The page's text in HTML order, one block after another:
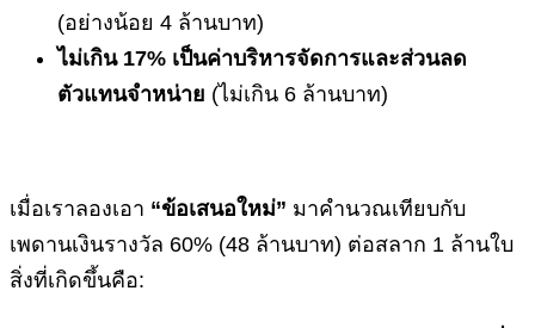
(อย่างน้อย 4 ล้านบาท)
ไม่เกิน 17% เป็นค่าบริหารจัดการและส่วนลด
ตัวแทนจำหน่าย (ไม่เกิน 6 ล้านบาท)
เมื่อเราลองเอา “ข้อเสนอใหม่” มาคำนวณเทียบกับ
เพดานเงินรางวัล 60% (48 ล้านบาท) ต่อสลาก 1 ล้านใบ
สิ่งที่เกิดขึ้นคือ: